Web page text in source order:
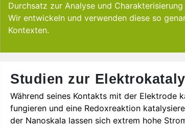
Durchsatz zur Analyse und
Wir entwickeln und verwenden diese so
Kontexten.
Studien zur
Während seines Kontakts mit der Elektrode
fungieren und eine Redoxreaktion
der Nanoskala lassen sich extrem hohe